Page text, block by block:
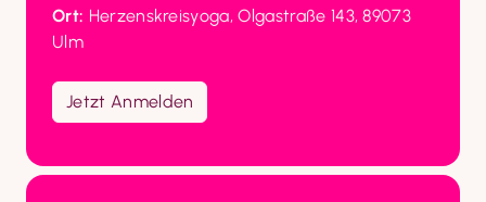
Ort: Herzenskreisyoga, Olgastraße 143, 89073
Ulm
Jetzt Anmelden